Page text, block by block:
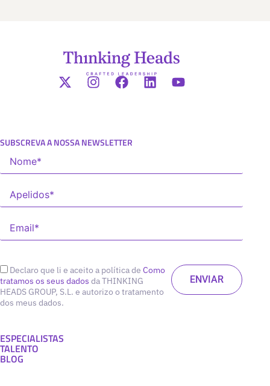
SUBSCREVA A NOSSA NEWSLETTER
Declaro que li e aceito a política de Como
tratamos os seus dados da THINKING
HEADS GROUP, S.L. e autorizo o tratamento
dos meus dados.
ESPECIALISTAS
TALENTO
BLOG